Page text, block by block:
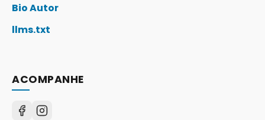
Bio Autor
llms.txt
ACOMPANHE